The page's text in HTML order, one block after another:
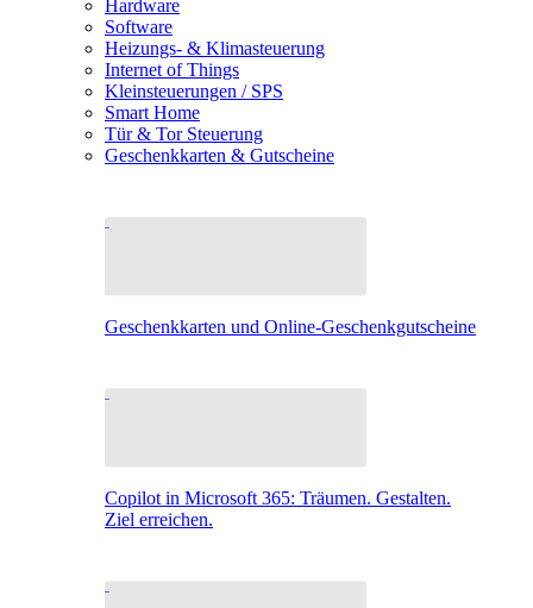
Hardware
Software
Heizungs- & Klimasteuerung
Internet of Things
Kleinsteuerungen / SPS
Smart Home
Tür & Tor Steuerung
Geschenkkarten & Gutscheine
Geschenkkarten und Online-Geschenkgutscheine
Copilot in Microsoft 365: Träumen. Gestalten.
Ziel erreichen.